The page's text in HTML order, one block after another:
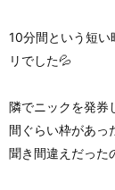
10分間という短い
リでした💦
隣でニックを発券
間ぐらい枠があっ
聞き間違えだった